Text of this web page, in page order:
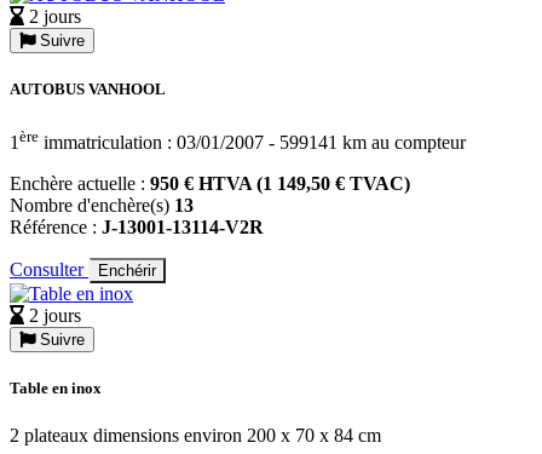
2 jours
Suivre
AUTOBUS VANHOOL
1 ère immatriculation : 03/01/2007 - 599141 km au compteur
Enchère actuelle : 950 € HTVA (1 149,50 € TVAC)
Nombre d'enchère(s) 13
Référence : J-13001-13114-V2R
Consulter Enchérir
2 jours
Suivre
Table en inox
2 plateaux dimensions environ 200 x 70 x 84 cm